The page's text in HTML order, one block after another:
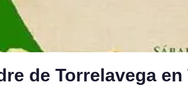
de Torrelavega